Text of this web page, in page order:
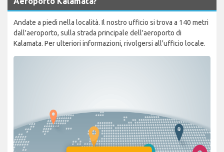
Andate a piedi nella località. Il nostro ufficio si trova a 140 metri
dall'aeroporto, sulla strada principale dell'aeroporto di
Kalamata. Per ulteriori informazioni, rivolgersi all'ufficio locale.